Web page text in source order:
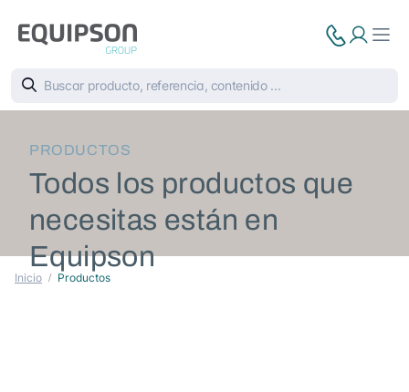
PRODUCTOS
Todos los productos que
necesitas están en
Equipson
Inicio Productos